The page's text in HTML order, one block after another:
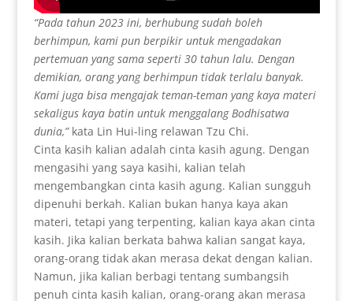
“Pada tahun 2023 ini, berhubung sudah boleh
berhimpun, kami pun berpikir untuk mengadakan
pertemuan yang sama seperti 30 tahun lalu. Dengan
demikian, orang yang berhimpun tidak terlalu banyak.
Kami juga bisa mengajak teman-teman yang kaya materi
sekaligus kaya batin untuk menggalang Bodhisatwa
dunia,”kata Lin Hui-ling relawan Tzu Chi.
Cinta kasih kalian adalah cinta kasih agung. Dengan
mengasihi yang saya kasihi, kalian telah
mengembangkan cinta kasih agung. Kalian sungguh
dipenuhi berkah. Kalian bukan hanya kaya akan
materi, tetapi yang terpenting, kalian kaya akan cinta
kasih. Jika kalian berkata bahwa kalian sangat kaya,
orang-orang tidak akan merasa dekat dengan kalian.
Namun, jika kalian berbagi tentang sumbangsih
penuh cinta kasih kalian, orang-orang akan merasa